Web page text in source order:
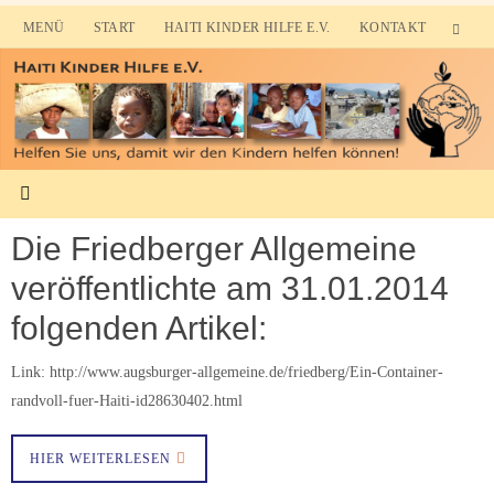
Zum
Inhalt
springen
MENÜ START HAITI KINDER HILFE E.V. KONTAKT
Die Friedberger Allgemeine
veröffentlichte am 31.01.2014
folgenden Artikel:
Link: http://www.augsburger-allgemeine.de/friedberg/Ein-Container-
randvoll-fuer-Haiti-id28630402.html
HIER WEITERLESEN